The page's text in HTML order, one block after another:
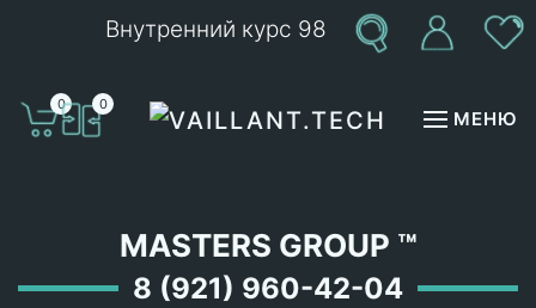
Внутренний курс 98
0 0
МЕНЮ
MASTERS GROUP ™
8 (921) 960-42-04